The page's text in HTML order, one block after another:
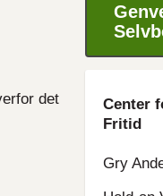
det
Center
Fritid
Gry